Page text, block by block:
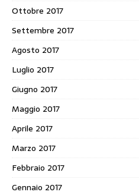
Ottobre 2017
Settembre 2017
Agosto 2017
Luglio 2017
Giugno 2017
Maggio 2017
Aprile 2017
Marzo 2017
Febbraio 2017
Gennaio 2017